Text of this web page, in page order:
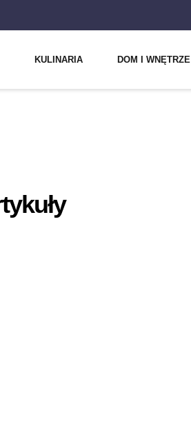
KULINARIA DOM I WNĘTRZE